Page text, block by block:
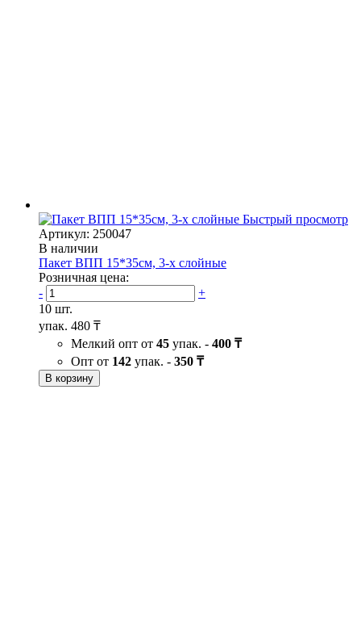
Быстрый просмотр
Артикул: 250047
В наличии
Пакет ВПП 15*35см, 3-х слойные
Розничная цена:
-
+
10 шт.
упак. 480 ₸
Мелкий опт от 45 упак. - 400 ₸
Опт от 142 упак. - 350 ₸
В корзину